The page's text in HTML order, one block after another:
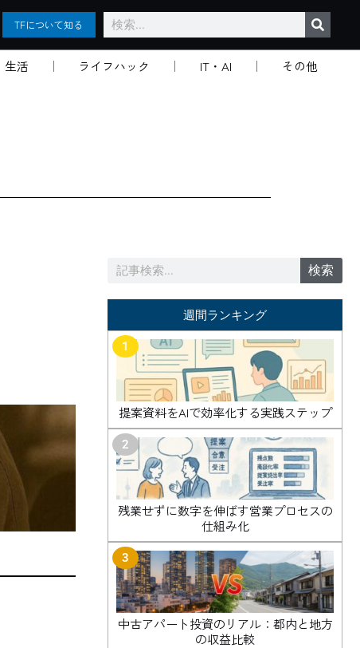
TFについて知る
検
索
生活 ライフハック IT・AI
その他
検
検索
週間ランキング
1
提案資料をAIで効率化する実践ステップ
2
残業せずに数字を伸ばす営業プロセスの
仕組み化
3
中古アパート投資のリアル：都内と地方
の収益比較